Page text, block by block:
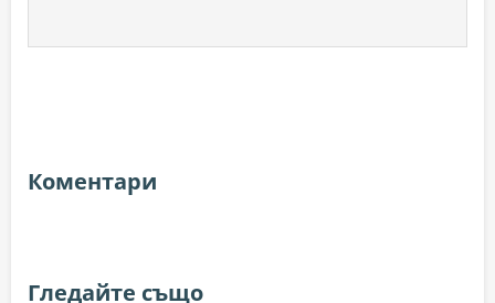
Коментари
Гледайте също